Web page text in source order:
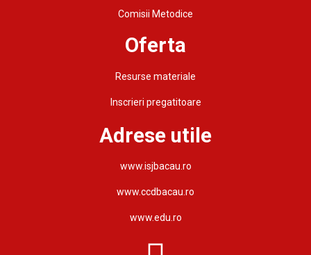
Comisii Metodice
Oferta
Resurse materiale
Inscrieri pregatitoare
Adrese utile
www.isjbacau.ro
www.ccdbacau.ro
www.edu.ro